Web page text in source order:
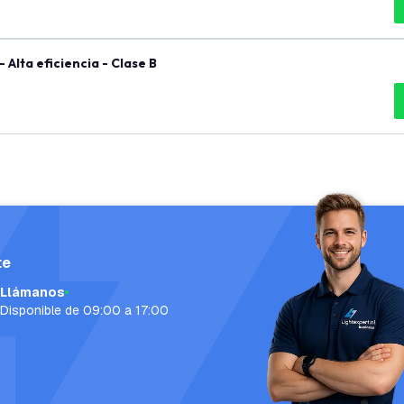
Alta eficiencia - Clase B
Llámanos
Disponible de 09:00 a 17:00